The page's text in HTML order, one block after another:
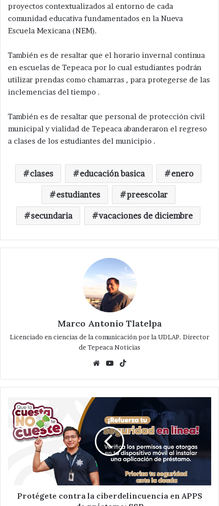
proyectos contextualizados al entorno de cada
comunidad educativa fundamentados en la Nueva
Escuela Mexicana (NEM).
También es de resaltar que el horario invernal continua
en escuelas de Tepeaca por lo cual estudiantes podrán
utilizar prendas como chamarras , para protegerse de las
inclemencias del tiempo .
También es de resaltar que personal de protección civil
municipal y vialidad de Tepeaca abanderaron el regreso
a clases de los estudiantes del municipio .
clases educación basica enero
estudiantes preescolar
secundaria vacaciones de diciembre
Marco Antonio Tlatelpa
Licenciado en ciencias de la comunicación por la UDLAP. Director
de Tepeaca Noticias
WebsiteYouTube
Protégete
contra
ciberdelincuencia
préstamo:
Protégete contra la ciberdelincuencia en APPS